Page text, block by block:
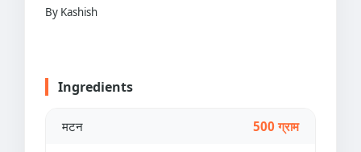
By Kashish
Ingredients
मटन 500 ग्राम